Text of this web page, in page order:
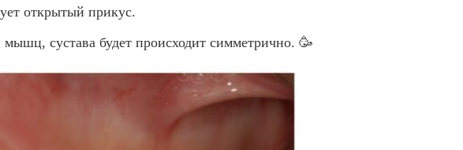
открытый прикус.
сустава будет происходит симметрично. 🥳